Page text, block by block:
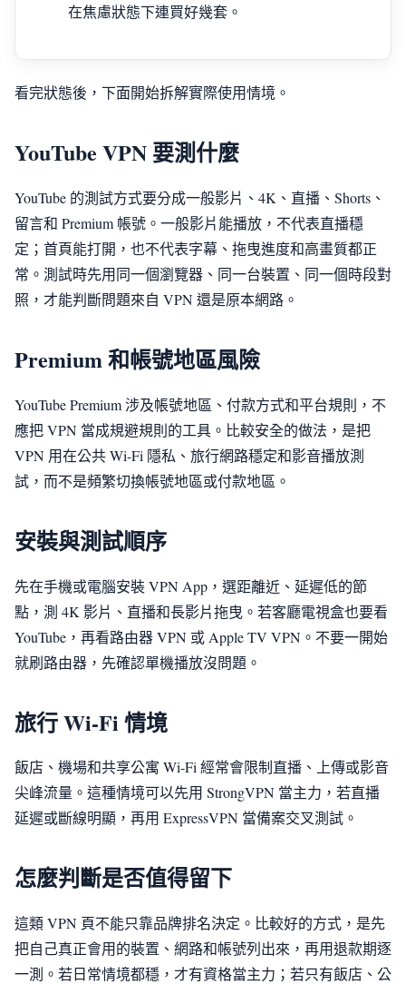
在焦慮狀態下連買好幾套。
看完狀態後，下面開始拆解實際使用情境。
YouTube VPN 要測什麼
YouTube 的測試方式要分成一般影片、4K、直播、Shorts、
留言和 Premium 帳號。一般影片能播放，不代表直播穩
定；首頁能打開，也不代表字幕、拖曳進度和高畫質都正
常。測試時先用同一個瀏覽器、同一台裝置、同一個時段對
照，才能判斷問題來自 VPN 還是原本網路。
Premium 和帳號地區風險
YouTube Premium 涉及帳號地區、付款方式和平台規則，不
應把 VPN 當成規避規則的工具。比較安全的做法，是把
VPN 用在公共 Wi-Fi 隱私、旅行網路穩定和影音播放測
試，而不是頻繁切換帳號地區或付款地區。
安裝與測試順序
先在手機或電腦安裝 VPN App，選距離近、延遲低的節
點，測 4K 影片、直播和長影片拖曳。若客廳電視盒也要看
YouTube，再看路由器 VPN 或 Apple TV VPN。不要一開始
就刷路由器，先確認單機播放沒問題。
旅行 Wi-Fi 情境
飯店、機場和共享公寓 Wi-Fi 經常會限制直播、上傳或影音
尖峰流量。這種情境可以先用 StrongVPN 當主力，若直播
延遲或斷線明顯，再用 ExpressVPN 當備案交叉測試。
怎麼判斷是否值得留下
這類 VPN 頁不能只靠品牌排名決定。比較好的方式，是先
把自己真正會用的裝置、網路和帳號列出來，再用退款期逐
一測。若日常情境都穩，才有資格當主力；若只有飯店、公